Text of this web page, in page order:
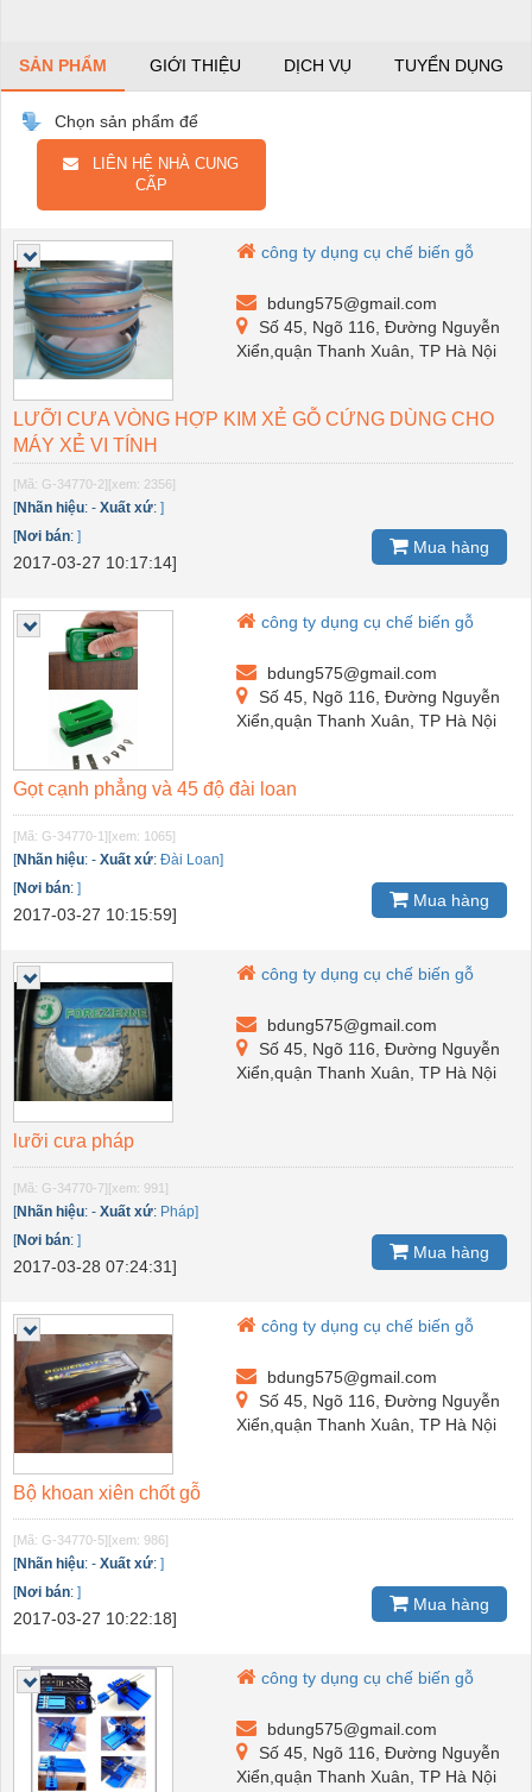
SẢN PHẨM GIỚI THIỆU DỊCH VỤ TUYỂN DỤNG
Chọn sản phẩm để
LIÊN HỆ NHÀ CUNG
CẤP
công ty dụng cụ chế biến gỗ
bdung575@gmail.com
Số 45, Ngõ 116, Đường Nguyễn
Xiển,quận Thanh Xuân, TP Hà Nội
LƯỠI CƯA VÒNG HỢP KIM XẺ GỖ CỨNG DÙNG CHO
MÁY XẺ VI TÍNH
[Mã: G-34770-2][xem: 2356]
[Nhãn hiệu: - Xuất xứ: ]
[Nơi bán: ]
2017-03-27 10:17:14]
Mua hàng
công ty dụng cụ chế biến gỗ
bdung575@gmail.com
Số 45, Ngõ 116, Đường Nguyễn
Xiển,quận Thanh Xuân, TP Hà Nội
Gọt cạnh phẳng và 45 độ đài loan
[Mã: G-34770-1][xem: 1065]
[Nhãn hiệu: - Xuất xứ: Đài Loan]
[Nơi bán: ]
2017-03-27 10:15:59]
Mua hàng
công ty dụng cụ chế biến gỗ
bdung575@gmail.com
Số 45, Ngõ 116, Đường Nguyễn
Xiển,quận Thanh Xuân, TP Hà Nội
lưỡi cưa pháp
[Mã: G-34770-7][xem: 991]
[Nhãn hiệu: - Xuất xứ: Pháp]
[Nơi bán: ]
2017-03-28 07:24:31]
Mua hàng
công ty dụng cụ chế biến gỗ
bdung575@gmail.com
Số 45, Ngõ 116, Đường Nguyễn
Xiển,quận Thanh Xuân, TP Hà Nội
Bộ khoan xiên chốt gỗ
[Mã: G-34770-5][xem: 986]
[Nhãn hiệu: - Xuất xứ: ]
[Nơi bán: ]
2017-03-27 10:22:18]
Mua hàng
công ty dụng cụ chế biến gỗ
bdung575@gmail.com
Số 45, Ngõ 116, Đường Nguyễn
Xiển,quận Thanh Xuân, TP Hà Nội